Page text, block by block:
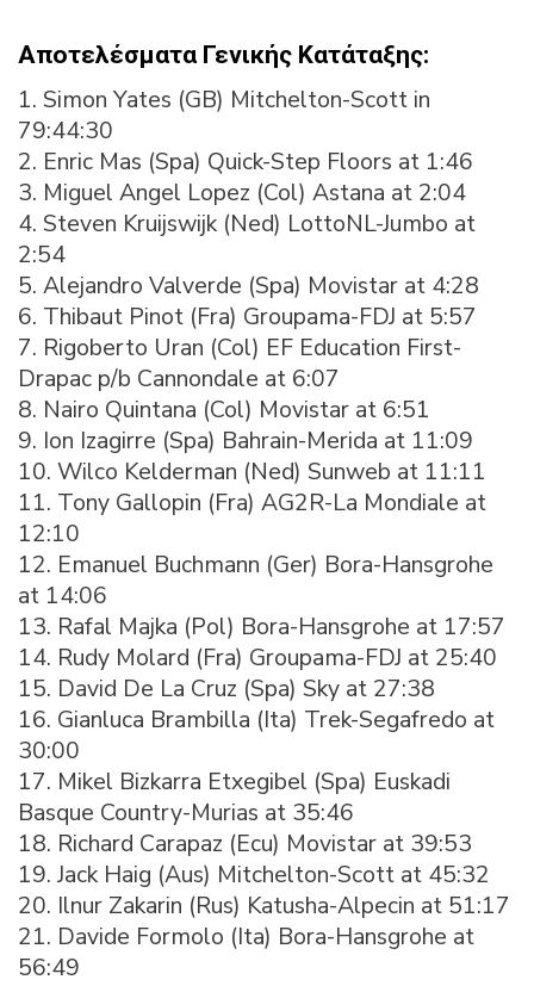
Αποτελέσματα Γενικής Κατάταξης:
1. Simon Yates (GB) Mitchelton-Scott in
79:44:30
2. Enric Mas (Spa) Quick-Step Floors at 1:46
3. Miguel Angel Lopez (Col) Astana at 2:04
4. Steven Kruijswijk (Ned) LottoNL-Jumbo at
2:54
5. Alejandro Valverde (Spa) Movistar at 4:28
6. Thibaut Pinot (Fra) Groupama-FDJ at 5:57
7. Rigoberto Uran (Col) EF Education First-
Drapac p/b Cannondale at 6:07
8. Nairo Quintana (Col) Movistar at 6:51
9. Ion Izagirre (Spa) Bahrain-Merida at 11:09
10. Wilco Kelderman (Ned) Sunweb at 11:11
11. Tony Gallopin (Fra) AG2R-La Mondiale at
12:10
12. Emanuel Buchmann (Ger) Bora-Hansgrohe
at 14:06
13. Rafal Majka (Pol) Bora-Hansgrohe at 17:57
14. Rudy Molard (Fra) Groupama-FDJ at 25:40
15. David De La Cruz (Spa) Sky at 27:38
16. Gianluca Brambilla (Ita) Trek-Segafredo at
30:00
17. Mikel Bizkarra Etxegibel (Spa) Euskadi
Basque Country-Murias at 35:46
18. Richard Carapaz (Ecu) Movistar at 39:53
19. Jack Haig (Aus) Mitchelton-Scott at 45:32
20. Ilnur Zakarin (Rus) Katusha-Alpecin at 51:17
21. Davide Formolo (Ita) Bora-Hansgrohe at
56:49